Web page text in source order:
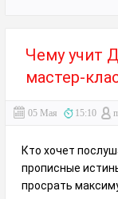
Чему учит
мастер-
05 Мая 15:10
Кто хочет
прописные
просрать